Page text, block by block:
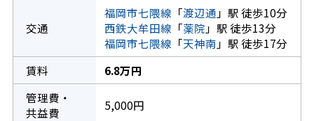
交通
福岡市七隈線 「渡辺通 」駅 徒歩10分
西鉄大牟田線 「薬院 」駅 徒歩13分
福岡市七隈線 「天神南 」駅 徒歩17分
賃料
6.8万円
管理費・
共益費
5,000円